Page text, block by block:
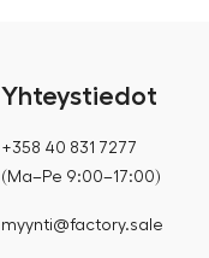
Yhteystiedot
+358 40 831 7277
(Ma–Pe 9:00–17:00)
myynti@factory.sale